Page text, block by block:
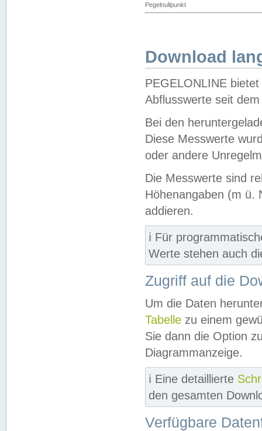
Pegelnullpunkt
Download
PEGELONLINE
Abflusswerte seit
Bei den
Diese Messwerte
oder andere
Die Messwerte sind
Höhenangaben (m ü.
addieren.
ℹ️ Für
Werte stehen auch
Zugriff auf die
Um die Daten
Tabelle zu einem
Sie dann die Option
Diagrammanzeige.
ℹ️ Eine detaillierte
den gesamten
Verfügbare